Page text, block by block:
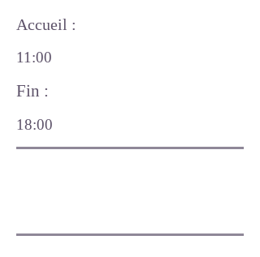
Accueil :
11:00
Fin :
18:00